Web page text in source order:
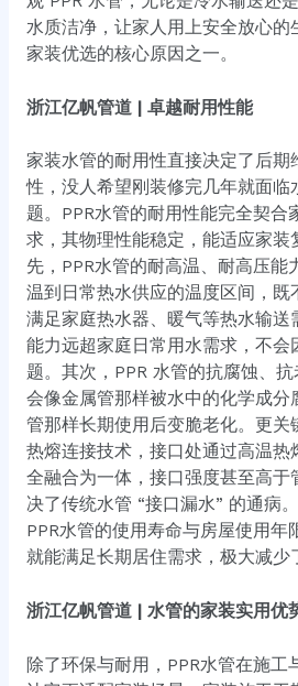
水质洁净，让家人用上安全放心的
家装优选的核心原因之一。
浙江亿帆管道 | 卓越耐用性能
家装水管的耐用性直接决定了后期
性，没人希望刚装修完几年就面临
题。PPR水管的耐用性能完全契合
求，其物理性能稳定，能适应家装
先，PPR水管的耐高温、耐高压能
温到日常热水供应的温度区间，既
满足家庭热水器、暖气等热水输送
能力远超家庭日常用水需求，不会
题。其次，PPR 水管的抗腐蚀、
会像金属管那样被水中的化学成分
管那样长期使用后变脆老化。更关
热熔连接技术，接口处通过高温热
全融合为一体，接口强度甚至高于
决了传统水管 “接口漏水” 的通病
PPR水管的使用寿命与房屋使用年
就能满足长期居住需求，极大减少
浙江亿帆管道 | 水管的家装实用优
除了环保与耐用，PPR水管在施工